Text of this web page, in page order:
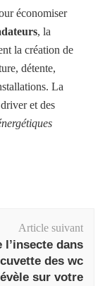
économiser
, la
la création de
détente,
La
et des
Article suivant
l’insecte dans
des wc
sur votre